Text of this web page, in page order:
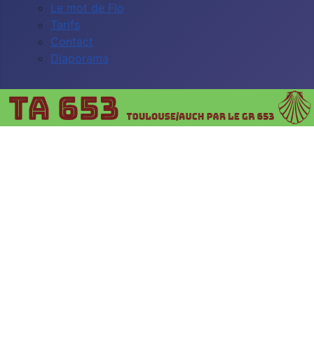
Le mot de Flo
Tarifs
Contact
Diaporama